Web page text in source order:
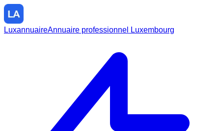
LuxannuaireAnnuaire professionnel Luxembourg